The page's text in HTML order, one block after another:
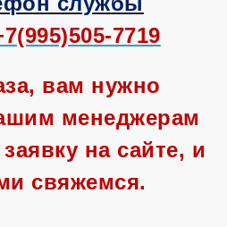
7719
вам нужно
менеджерам
на сайте, и
свяжемся.